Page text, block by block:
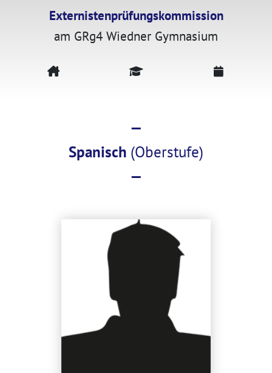
Externistenprüfungskommission
am GRg4 Wiedner Gymnasium
—
Spanisch (Oberstufe)
—